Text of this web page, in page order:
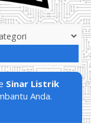
Sinar Listrik
Anda.